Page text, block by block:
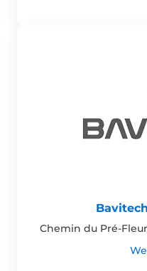
Chemin du Pré-